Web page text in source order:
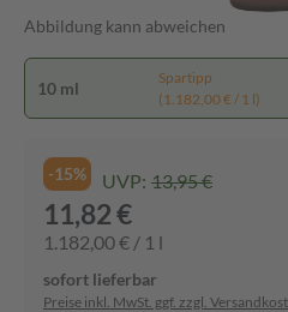
Abbildung kann abweichen
10 ml
Spartipp
(1.182,00 € / 1 l)
-15% UVP: 13,95 €
11,82 €
1.182,00 € / 1 l
sofort lieferbar
Preise inkl. MwSt. ggf. zzgl.